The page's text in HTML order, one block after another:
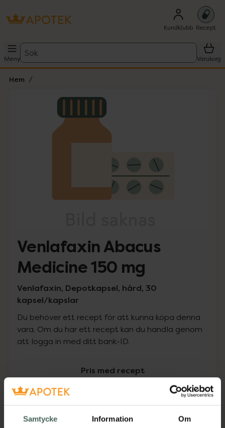
Samtycke Information Om
Kundklubb Recept
Meny
Sök
Varukorg
Hem
Lista: . Innehåller 1 objekt.
Venlafaxin Abacus
Medicine 150 mg
Venlafaxin, Depotkapsel, hård, 30
kapsel/kapslar
Du behöver ett recept för att kunna köpa denna
vara. Om du har ett recept kan du handla genom
att logga in med ditt bank-ID.
Pris med recept
267,32 kr